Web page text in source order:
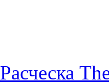
Расческа